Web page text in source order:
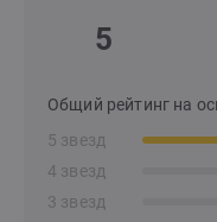
5
Общий рейтинг на
5 звезд
4 звезд
3 звезд